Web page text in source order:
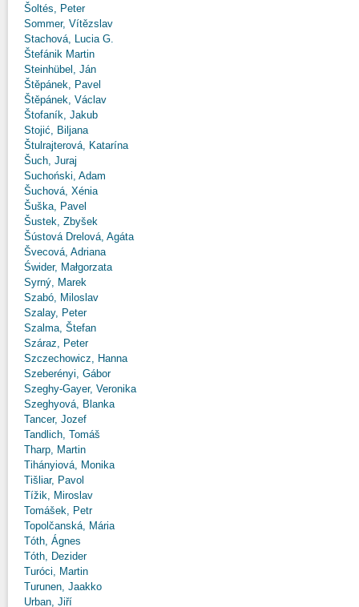
Šoltés, Peter
Sommer, Vítězslav
Stachová, Lucia G.
Štefánik Martin
Steinhübel, Ján
Štěpánek, Pavel
Štěpánek, Václav
Štofaník, Jakub
Stojić, Biljana
Štulrajterová, Katarína
Šuch, Juraj
Suchoński, Adam
Šuchová, Xénia
Šuška, Pavel
Šustek, Zbyšek
Šústová Drelová, Agáta
Švecová, Adriana
Świder, Małgorzata
Syrný, Marek
Szabó, Miloslav
Szalay, Peter
Szalma, Štefan
Száraz, Peter
Szczechowicz, Hanna
Szeberényi, Gábor
Szeghy-Gayer, Veronika
Szeghyová, Blanka
Tancer, Jozef
Tandlich, Tomáš
Tharp, Martin
Tihányiová, Monika
Tišliar, Pavol
Tížik, Miroslav
Tomášek, Petr
Topolčanská, Mária
Tóth, Ágnes
Tóth, Dezider
Turóci, Martin
Turunen, Jaakko
Urban, Jiří